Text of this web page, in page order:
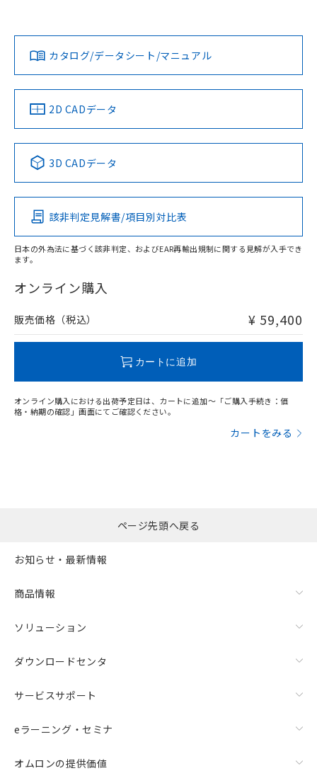
ダウンロードデータをご利用いただく前に、以下を必ずお読
みください。
ソフトウェアの使用条件
対応済み
中国 RoHS 注意事項・凡例
Pb Hg Cd Cr(VI)
O
在庫等で未対応品が混在する可能性があります。
問い合わせください。
LR型式承認
（イギリス
船舶規格）
DNV型式承認
（ノルウェー
BV型式承認
（フランス
KR型式
（韓国
Yes No No No
この製品の規格認証/適合状況ページへ
その他の認証はこちらのページからご検索ください
カタログ/データシート/マニュアル
2D CADデータ
3D CADデータ
該非判定見解書/項目別対比表
日本の外為法に基づく該非判定、およびEAR再輸出規制に関する見解が入手でき
ます。
オンライン購入
販売価格（税込） ¥ 59,400
カートに追加
オンライン購入における出荷予定日は、カートに追加～「ご購入手続き：価
格・納期の確認」画面にてご確認ください。
カートをみる
ページ先頭へ戻る
お知らせ・最新情報
商品情報
ソリューション
ダウンロードセンタ
サービスサポート
eラーニング・セミナ
オムロンの提供価値